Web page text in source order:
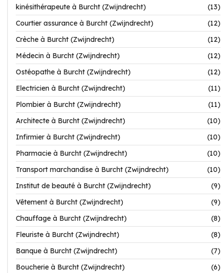
kinésithérapeute à Burcht (Zwijndrecht)
(13)
Courtier assurance à Burcht (Zwijndrecht)
(12)
Crèche à Burcht (Zwijndrecht)
(12)
Médecin à Burcht (Zwijndrecht)
(12)
Ostéopathe à Burcht (Zwijndrecht)
(12)
Electricien à Burcht (Zwijndrecht)
(11)
Plombier à Burcht (Zwijndrecht)
(11)
Architecte à Burcht (Zwijndrecht)
(10)
Infirmier à Burcht (Zwijndrecht)
(10)
Pharmacie à Burcht (Zwijndrecht)
(10)
Transport marchandise à Burcht (Zwijndrecht)
(10)
Institut de beauté à Burcht (Zwijndrecht)
(9)
Vêtement à Burcht (Zwijndrecht)
(9)
Chauffage à Burcht (Zwijndrecht)
(8)
Fleuriste à Burcht (Zwijndrecht)
(8)
Banque à Burcht (Zwijndrecht)
(7)
Boucherie à Burcht (Zwijndrecht)
(6)